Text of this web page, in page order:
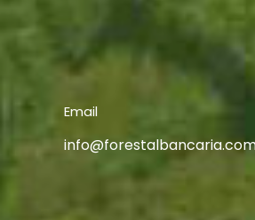
Email